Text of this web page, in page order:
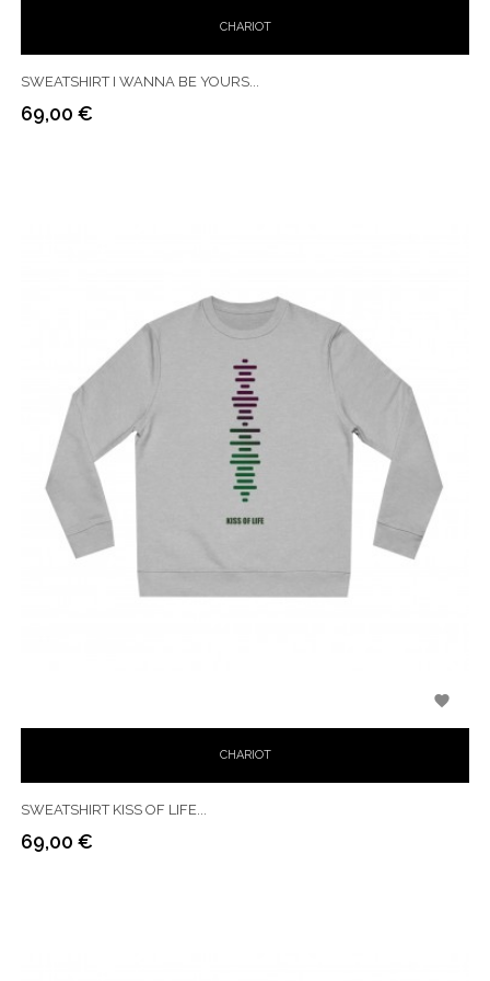
CHARIOT
SWEATSHIRT I WANNA BE YOURS...
Prix
69,00 €
CHARIOT

SWEATSHIRT KISS OF LIFE...
Prix
69,00 €